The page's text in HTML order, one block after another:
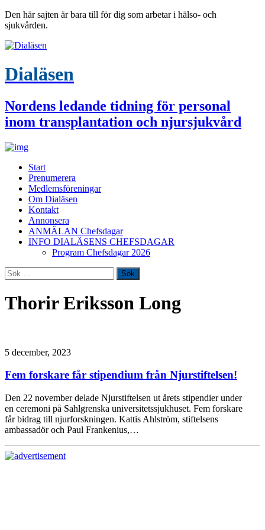
Den här sajten är bara till för dig som arbetar i hälso- och
sjukvården.
Dialäsen
Nordens ledande tidning för personal
inom transplantation och njursjukvård
Start
Prenumerera
Medlemsföreningar
Om Dialäsen
Kontakt
Annonsera
ANMÄLAN Chefsdagar
INFO DIALÄSENS CHEFSDAGAR
Program Chefsdagar 2026
Sök
efter:
Thorir Eriksson Long
5 december, 2023
Fem forskare får stipendium från Njurstiftelsen!
Den 22 november delade Njurstiftelsen ut årets stipendier under
en ceremoni på Sahlgrenska universitetssjukhuset. Fem forskare
får bidrag till njurforskningen. Kattis Ahlström, stiftelsens
ambassadör och Paul Frankenius,…